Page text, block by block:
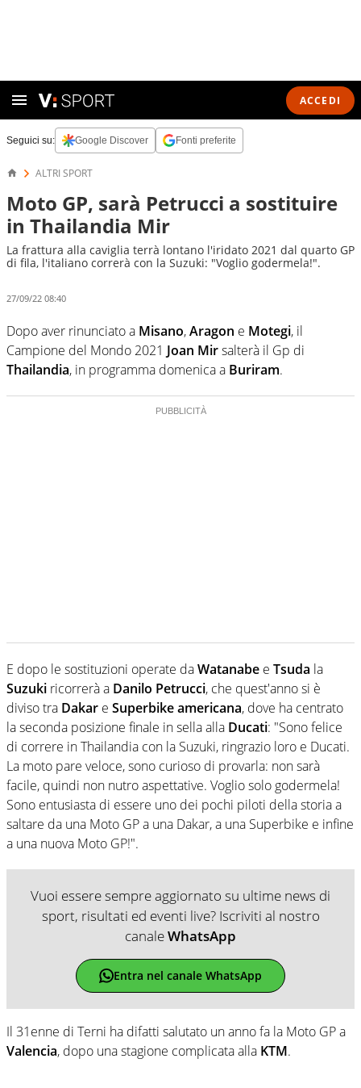
ACCEDI
Seguici su: Google Discover Fonti preferite
ALTRI SPORT
Moto GP, sarà Petrucci a sostituire
in Thailandia Mir
La frattura alla caviglia terrà lontano l'iridato 2021 dal quarto GP
di fila, l'italiano correrà con la Suzuki: "Voglio godermela!".
27/09/22 08:40
Dopo aver rinunciato a Misano,Aragon e Motegi, il
Campione del Mondo 2021 Joan Mirsalterà il Gp di
Thailandia, in programma domenica a Buriram.
E dopo le sostituzioni operate daWatanabe e Tsuda la
Suzuki ricorrerà a Danilo Petrucci, che quest'anno si è
diviso tra Dakar e Superbike americana, dove ha centrato
la seconda posizione finale in sella alla Ducati: "Sono felice
di correre in Thailandia con la Suzuki, ringrazio loro e Ducati.
La moto pare veloce, sono curioso di provarla: non sarà
facile, quindi non nutro aspettative. Voglio solo godermela!
Sono entusiasta di essere uno dei pochi piloti della storia a
saltare da una Moto GP a una Dakar, a una Superbike e infine
a una nuova Moto GP!".
Vuoi essere sempre aggiornato su ultime news di
sport, risultati ed eventi live? Iscriviti al nostro
canaleWhatsApp
Entra nel canale WhatsApp
Il 31enne di Terni ha difatti salutato un anno fa la Moto GP a
Valencia, dopo una stagione complicata alla KTM.